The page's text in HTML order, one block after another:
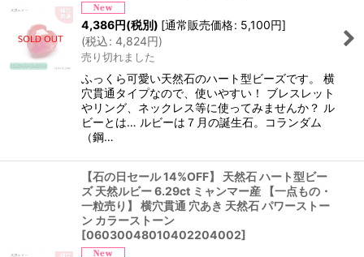
4,386円(税別) [通常販売価格: 5,100円]
(税込: 4,824円)
売り切れました
ふっくら可愛い天然石のハート型ビーズです。 横
穴貫通タイプなので、使いやすい！ ブレスレット
やリング、ネックレス等に使ってみませんか？ ル
ビーとは… ルビーは７月の誕生石。コランダム
（鋼…
【石の日セール 14%OFF】 天然石 ハート型ビー
ズ 天然ルビー 6.29ct ミャンマー産 【一点もの・
一粒売り】 横穴貫通 穴あき 天然石 パワーストー
ン カラーストーン
[06030048010402204002]